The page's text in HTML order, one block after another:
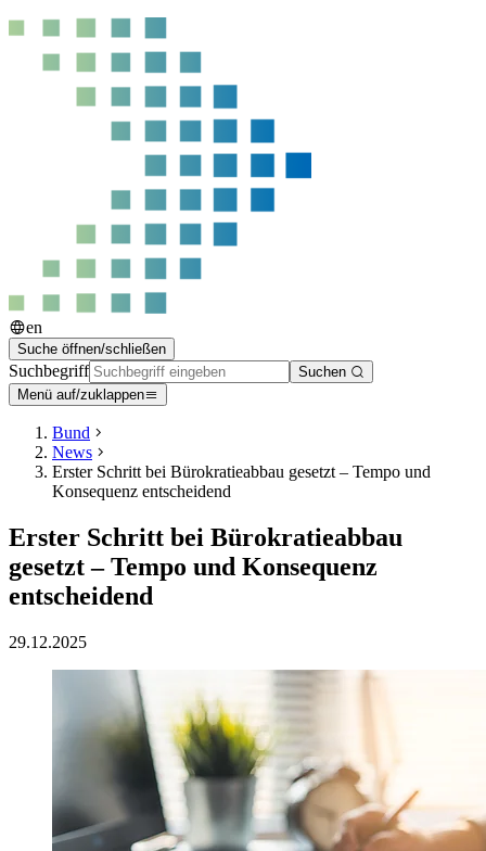
en
Suche öffnen/schließen
Suchbegriff
Suchen
Menü auf/zuklappen
Bund
News
Erster Schritt bei Bürokratieabbau gesetzt – Tempo und
Konsequenz entscheidend
Erster Schritt bei Bürokratieabbau
gesetzt – Tempo und Konsequenz
entscheidend
29.12.2025